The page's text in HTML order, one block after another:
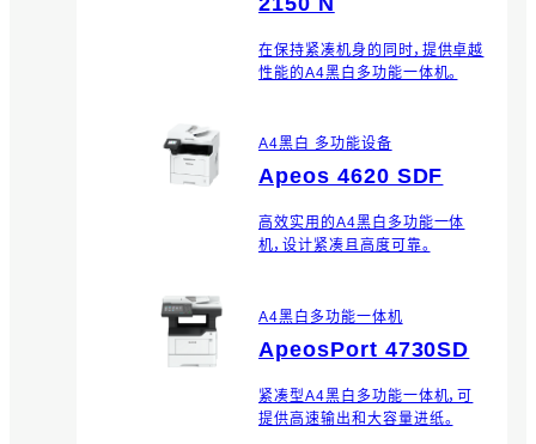
在保持紧凑机身的同时，提供卓越
性能的A4黑白多功能一体机。
A4黑白 多功能设备
Apeos 4620 SDF
高效实用的A4黑白多功能一体
机，设计紧凑且高度可靠。
A4黑白多功能一体机
ApeosPort 4730SD
紧凑型A4黑白多功能一体机，可
提供高速输出和大容量进纸。